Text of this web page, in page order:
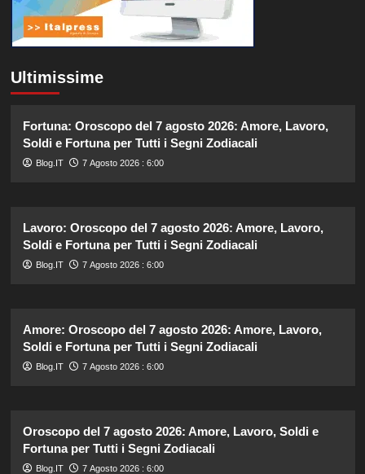
Ultimissime
Fortuna: Oroscopo del 7 agosto 2026: Amore, Lavoro,
Soldi e Fortuna per Tutti i Segni Zodiacali
Blog.IT 7 Agosto 2026 : 6:00
Lavoro: Oroscopo del 7 agosto 2026: Amore, Lavoro,
Soldi e Fortuna per Tutti i Segni Zodiacali
Blog.IT 7 Agosto 2026 : 6:00
Amore: Oroscopo del 7 agosto 2026: Amore, Lavoro,
Soldi e Fortuna per Tutti i Segni Zodiacali
Blog.IT 7 Agosto 2026 : 6:00
Oroscopo del 7 agosto 2026: Amore, Lavoro, Soldi e
Fortuna per Tutti i Segni Zodiacali
Blog.IT 7 Agosto 2026 : 6:00